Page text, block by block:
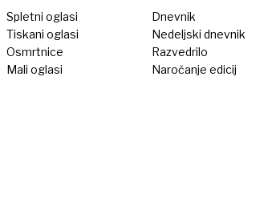
Spletni oglasi
Tiskani oglasi
Osmrtnice
Mali oglasi
Dnevnik
Nedeljski dnevnik
Razvedrilo
Naročanje edicij